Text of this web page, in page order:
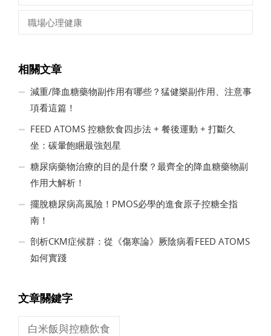
職場心理健康
相關文章
減重/降血糖藥物副作用有哪些？猛健樂副作用、注意事
項看這篇！
FEED ATOMS 控糖飲食四步法 + 餐後運動 + 打斷久
坐：碳暈飽睏最強剋星
糖尿病藥物治療的目的是什麼？最齊全的降血糖藥物副
作用大解析！
擺脫糖尿病高風險！PMOS必學的進食原子控糖全指
南！
剖析CKM症候群：從《傷寒論》厥陰病看FEED ATOMS
如何實踐
文章關鍵字
白米飯與控糖飲食